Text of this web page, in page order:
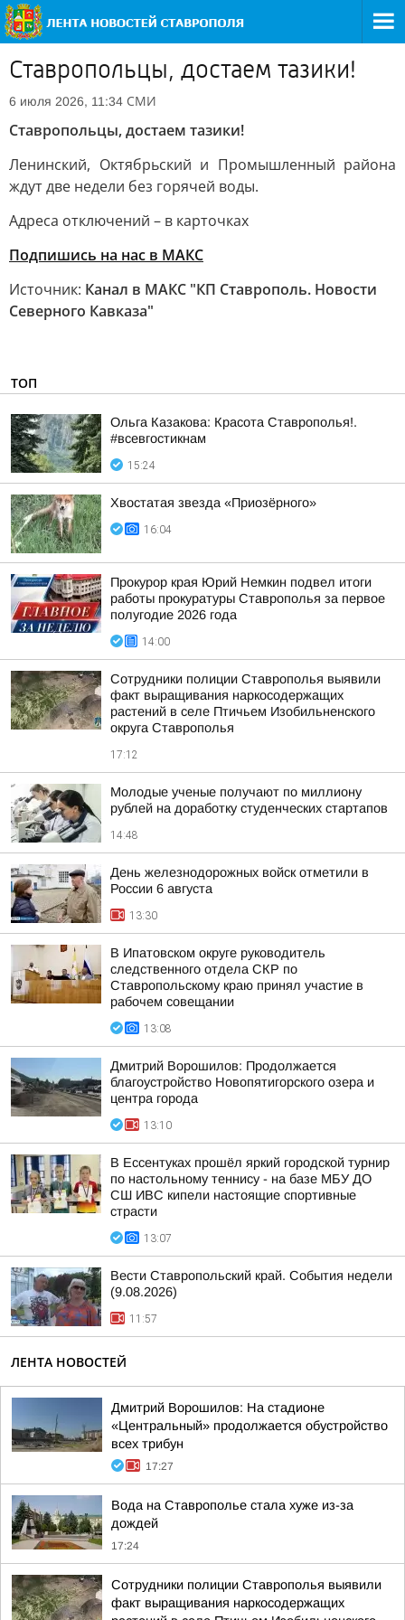
Ставропольцы, достаем тазики!
6 июля 2026, 11:34 СМИ
Ставропольцы, достаем тазики!
Ленинский, Октябрьский и Промышленный района
ждут две недели без горячей воды.
Адреса отключений – в карточках
Подпишись на нас в МАКС
Источник: Канал в МАКС "КП Ставрополь. Новости
Северного Кавказа"
ТОП
Ольга Казакова: Красота Ставрополья!.
#всевгостикнам
15:24
Хвостатая звезда «Приозёрного»
16:04
Прокурор края Юрий Немкин подвел итоги
работы прокуратуры Ставрополья за первое
полугодие 2026 года
14:00
Сотрудники полиции Ставрополья выявили
факт выращивания наркосодержащих
растений в селе Птичьем Изобильненского
округа Ставрополья
17:12
Молодые ученые получают по миллиону
рублей на доработку студенческих стартапов
14:48
День железнодорожных войск отметили в
России 6 августа
13:30
В Ипатовском округе руководитель
следственного отдела СКР по
Ставропольскому краю принял участие в
рабочем совещании
13:08
Дмитрий Ворошилов: Продолжается
благоустройство Новопятигорского озера и
центра города
13:10
В Ессентуках прошёл яркий городской турнир
по настольному теннису - на базе МБУ ДО
СШ ИВС кипели настоящие спортивные
страсти
13:07
Вести Ставропольский край. События недели
(9.08.2026)
11:57
ЛЕНТА НОВОСТЕЙ
Дмитрий Ворошилов: На стадионе
«Центральный» продолжается обустройство
всех трибун
17:27
Вода на Ставрополье стала хуже из-за
дождей
17:24
Сотрудники полиции Ставрополья выявили
факт выращивания наркосодержащих